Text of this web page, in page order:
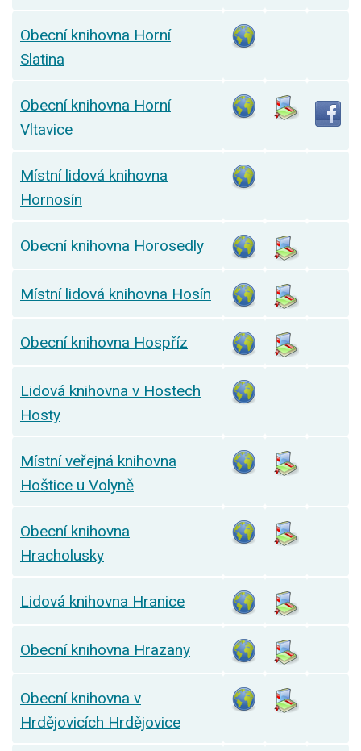
Obecní knihovna Horní
Slatina
Obecní knihovna Horní
Vltavice
Místní lidová knihovna
Hornosín
Obecní knihovna Horosedly
Místní lidová knihovna Hosín
Obecní knihovna Hospříz
Lidová knihovna v Hostech
Hosty
Místní veřejná knihovna
Hoštice u Volyně
Obecní knihovna
Hracholusky
Lidová knihovna Hranice
Obecní knihovna Hrazany
Obecní knihovna v
Hrdějovicích Hrdějovice